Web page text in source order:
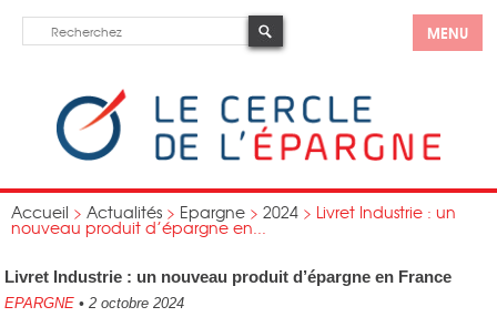
MENU
Accueil > Actualités > Epargne > 2024 > Livret Industrie : un
nouveau produit d’épargne en...
Livret Industrie : un nouveau produit d’épargne en France
EPARGNE • 2 octobre 2024